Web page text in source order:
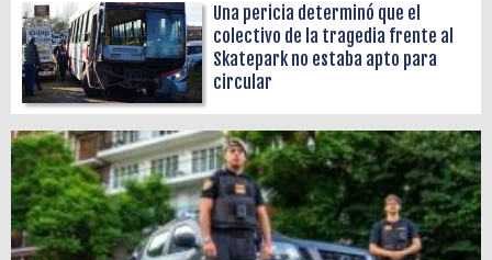
Una pericia determinó que el
colectivo de la tragedia frente al
Skatepark no estaba apto para
circular